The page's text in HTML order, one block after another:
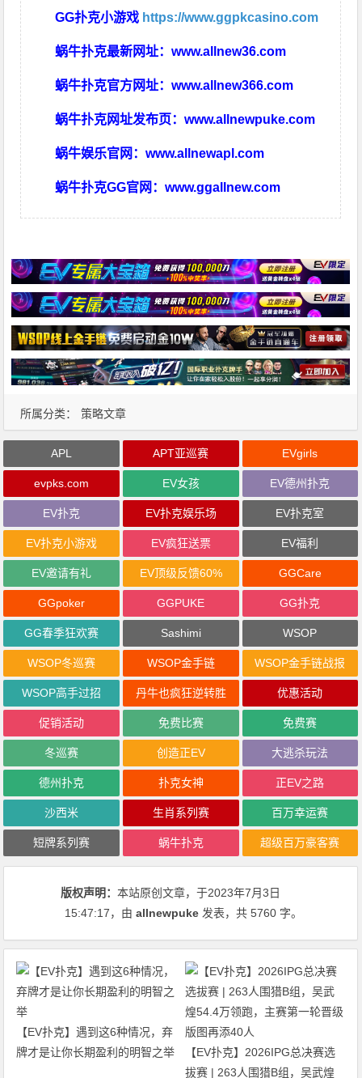
GG扑克小游戏 https://www.ggpkcasino.com
蜗牛扑克最新网址：www.allnew36.com
蜗牛扑克官方网址：www.allnew366.com
蜗牛扑克网址发布页：www.allnewpuke.com
蜗牛娱乐官网：www.allnewapl.com
蜗牛扑克GG官网：www.ggallnew.com
所属分类： 策略文章
APL APT亚巡赛 EVgirls
evpks.com EV女孩 EV德州扑克
EV扑克 EV扑克娱乐场 EV扑克室
EV扑克小游戏 EV疯狂送票 EV福利
EV邀请有礼 EV顶级反馈60% GGCare
GGpoker GGPUKE GG扑克
GG春季狂欢赛 Sashimi WSOP
WSOP冬巡赛 WSOP金手链 WSOP金手链战报
WSOP高手过招 丹牛也疯狂逆转胜 优惠活动
促销活动 免费比赛 免费赛
冬巡赛 创造正EV 大逃杀玩法
德州扑克 扑克女神 正EV之路
沙西米 生肖系列赛 百万幸运赛
短牌系列赛 蜗牛扑克 超级百万豪客赛
版权声明：本站原创文章，于2023年7月3日
15:47:17，由allnewpuke 发表，共 5760 字。
【EV扑克】遇到这6种情况，弃
牌才是让你长期盈利的明智之举
【EV扑克】2026IPG总决赛选
拔赛 | 263人围猎B组，吴武煌